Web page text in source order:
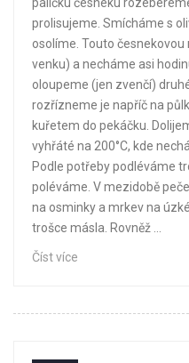
prolisujeme. Smícháme s
osolíme. Touto
venku) a necháme asi
oloupeme (jen zvenčí)
rozřízneme je napříč na
kuřetem do pekáčku.
vyhřáté na 200°C, kde
Podle potřeby podléváme
poléváme. V mezidobě
na osminky a mrkev na
trošce másla. Rovněž ...
Číst více